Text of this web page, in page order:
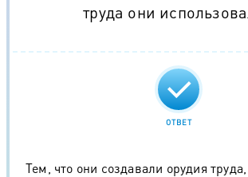
труда они
ОТВЕТ
Тем, что они создавали орудия